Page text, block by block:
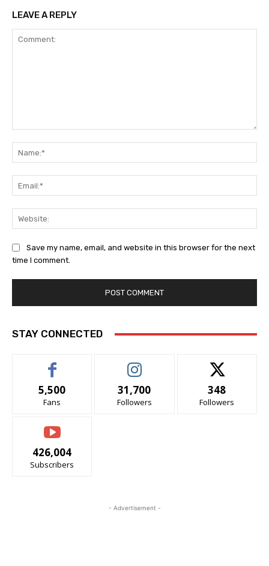
LEAVE A REPLY
Save my name, email, and website in this browser for the next
time I comment.
STAY CONNECTED
5,500
Fans
31,700
Followers
348
Followers
426,004
Subscribers
- Advertisement -